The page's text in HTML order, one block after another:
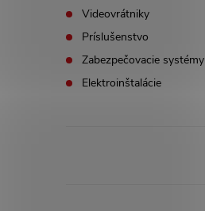
Videovrátniky
Príslušenstvo
Zabezpečovacie systémy
Elektroinštalácie